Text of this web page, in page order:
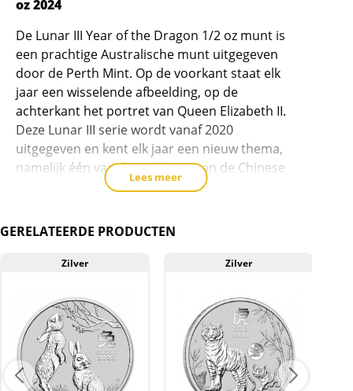
voor
product
toe
te
voegen
oz 2024
De Lunar III Year of the Dragon 1/2 oz munt is
een prachtige Australische munt uitgegeven
door de Perth Mint. Op de voorkant staat elk
jaar een wisselende afbeelding, op de
achterkant het portret van Queen Elizabeth II.
Deze Lunar III serie wordt vanaf 2020
uitgegeven en kent elk jaar een nieuw thema,
namelijk één van de 12 dieren van de Chinese
dierenriem. Deze munten wegen circa 15.5
Levering
Elke munt wordt geleverd in een originele
Kwaliteit
Doordat de munten in een originele
muntcapsule worden geleverd, zijn de munten
vrijwel altijd onbeschadigd. De capsule kan
kleine krasjes bevatten.
Lees meer
GERELATEERDE PRODUCTEN
Zilver Zilver